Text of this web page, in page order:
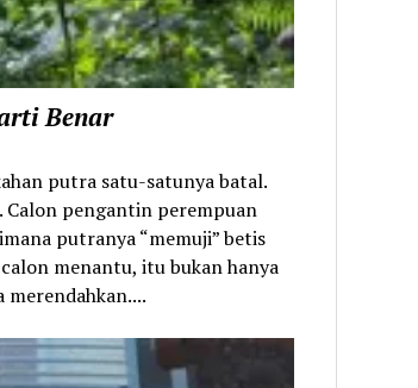
Benar
putra satu-satunya batal.
Calon pengantin perempuan
putranya “memuji” betis
menantu, itu bukan hanya